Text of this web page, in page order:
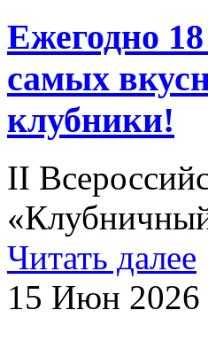
Ежегодно
самых
клубники!
II
Читать далее
15 Июн 2026